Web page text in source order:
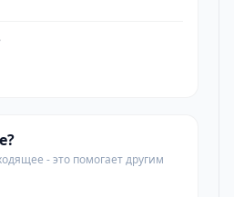
- это помогает другим